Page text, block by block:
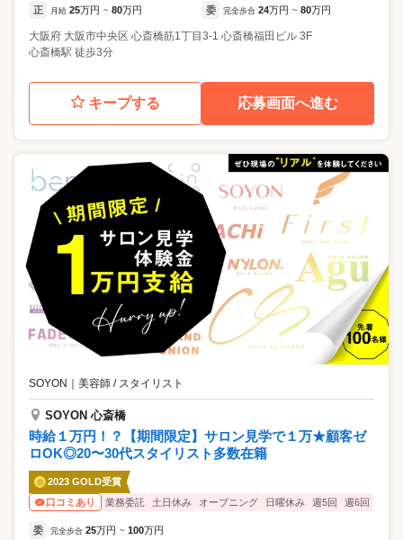
正 月給 25万円 ~ 80万円 委 完全歩合 24万円 ~ 80万円
大阪府 大阪市中央区 心斎橋筋1丁目3-1 心斎橋福田ビル 3F
心斎橋駅 徒歩3分
キープする 応募画面へ進む
SOYON 美容師 / スタイリスト
SOYON 心斎橋
時給１万円！？【期間限定】サロン見学で１万★顧客ゼ
ロOK◎20〜30代スタイリスト多数在籍
2023 GOLD受賞
口コミあり
業務委託 土日休み オープニング 日曜休み 週5回 週6回
委 完全歩合 25万円 ~ 100万円